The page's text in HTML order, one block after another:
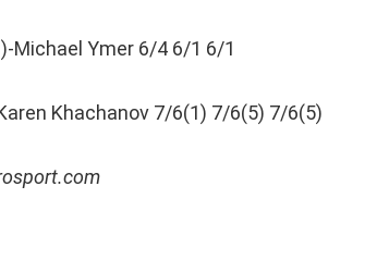
Michael Ymer 6/4 6/1 6/1
Khachanov 7/6(1) 7/6(5) 7/6(5)